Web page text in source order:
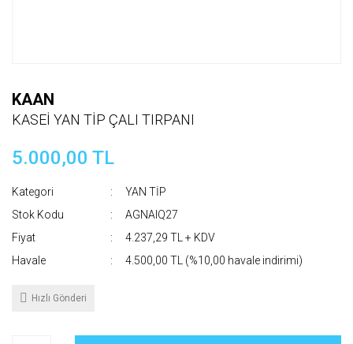
KAAN
KASEİ YAN TİP ÇALI TIRPANI
5.000,00 TL
Kategori
YAN TİP
Stok Kodu
AGNAIQ27
Fiyat
4.237,29 TL + KDV
Havale
4.500,00 TL (%10,00 havale indirimi)
Hızlı Gönderi